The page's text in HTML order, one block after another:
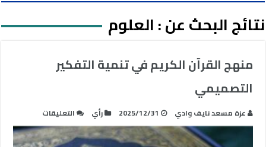
نتائج البحث عن :العلوم
منهج القرآن الكريم في تنمية التفكير
التصميمي
عزة مسعد نايف وادي 2025/12/31 رأي التعليقات
منهج
القرآن